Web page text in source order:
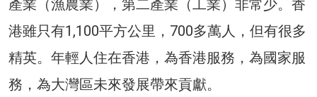
產業（漁農業），第二產業（工業）非常少。香
港雖只有1,100平方公里，700多萬人，但有很多
精英。年輕人住在香港，為香港服務，為國家服
務，為大灣區未來發展帶來貢獻。